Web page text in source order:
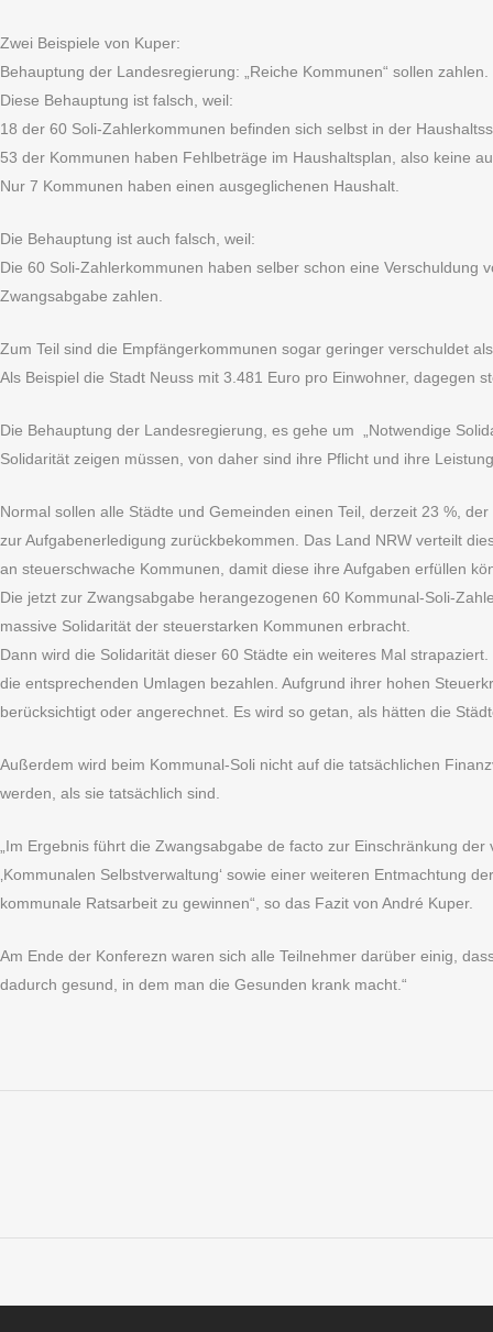
Zwei Beispiele von Kuper:
Behauptung der Landesregierung: „Reiche Kommunen“ sollen zahlen.
Diese Behauptung ist falsch, weil:
18 der 60 Soli-Zahlerkommunen befinden sich selbst in der
53 der Kommunen haben Fehlbeträge im Haushaltsplan, also keine
Nur 7 Kommunen haben einen ausgeglichenen Haushalt.
Die Behauptung ist auch falsch, weil:
Die 60 Soli-Zahlerkommunen haben selber schon eine
Zwangsabgabe zahlen.
Zum Teil sind die Empfängerkommunen sogar geringer verschuldet
Als Beispiel die Stadt Neuss mit 3.481 Euro pro Einwohner, dagegen
Die Behauptung der Landesregierung, es gehe um „Notwendige
Solidarität zeigen müssen, von daher sind ihre Pflicht und ihre
Normal sollen alle Städte und Gemeinden einen Teil, derzeit 23 %,
zur Aufgabenerledigung zurückbekommen. Das Land NRW verteilt
an steuerschwache Kommunen, damit diese ihre Aufgaben erfüllen
Die jetzt zur Zwangsabgabe herangezogenen 60 Kommunal-Soli-
massive Solidarität der steuerstarken Kommunen erbracht.
Dann wird die Solidarität dieser 60 Städte ein weiteres Mal
die entsprechenden Umlagen bezahlen. Aufgrund ihrer hohen
berücksichtigt oder angerechnet. Es wird so getan, als hätten die
Außerdem wird beim Kommunal-Soli nicht auf die tatsächlichen
werden, als sie tatsächlich sind.
„Im Ergebnis führt die Zwangsabgabe de facto zur Einschränkung
‚Kommunalen Selbstverwaltung‘ sowie einer weiteren Entmachtung
kommunale Ratsarbeit zu gewinnen“, so das Fazit von André Kuper.
Am Ende der Konferezn waren sich alle Teilnehmer darüber einig,
dadurch gesund, in dem man die Gesunden krank macht.“